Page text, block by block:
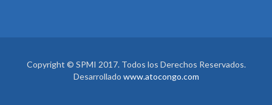
Copyright © SPMI 2017. Todos los Derechos Reservados.
Desarrollado www.atocongo.com